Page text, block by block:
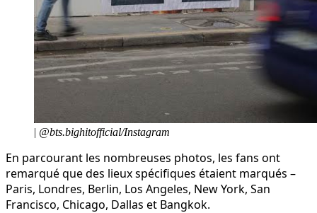
| @bts.bighitofficial/Instagram
En parcourant les nombreuses photos, les fans ont
remarqué que des lieux spécifiques étaient marqués –
Paris, Londres, Berlin, Los Angeles, New York, San
Francisco, Chicago, Dallas et Bangkok.